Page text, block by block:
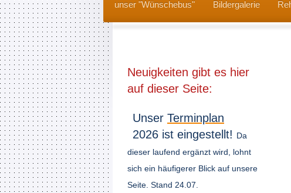
unser "Wünschebus" Bildergalerie
Neuigkeiten gibt es hier
auf dieser Seite:
Unser Terminplan
2026 ist eingestellt! Da
dieser laufend ergänzt wird, lohnt
sich ein häufigerer Blick auf unsere
Seite. Stand 24.07.